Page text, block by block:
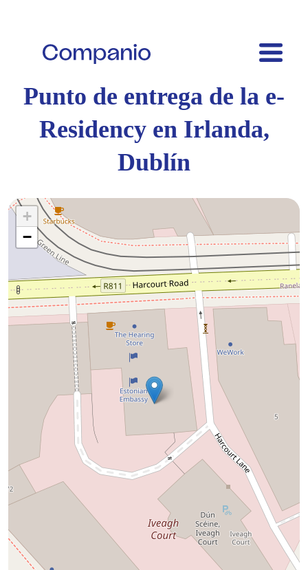
Punto de entrega de la e-
Residency en Irlanda,
Dublín
+
−